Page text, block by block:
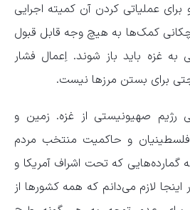
برای عملیاتی کردن آن کمیته اجرایی
کمک‌ها به هیچ وجه قابل قبول
غزه باید باز شوند. اِعمال فشار
برای بستن مرزها نیست.
رژیم صهیونیستی از غزه. زمین و
و حاکمیت منتخب مردم
که تحت اشراف آمریکا و
لازم می‌دانم که همه کشورها از